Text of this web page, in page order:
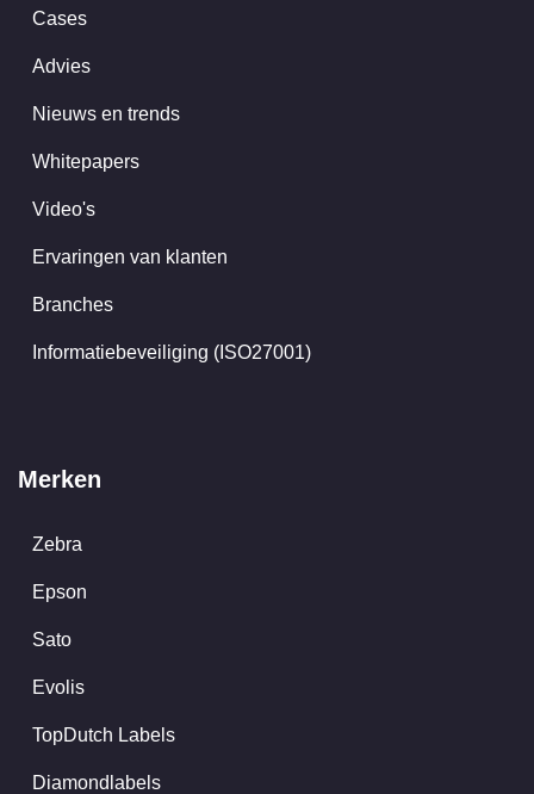
Cases
Advies
Nieuws en trends
Whitepapers
Video's
Ervaringen van klanten
Branches
Informatiebeveiliging (ISO27001)
Merken
Zebra
Epson
Sato
Evolis
TopDutch Labels
Diamondlabels